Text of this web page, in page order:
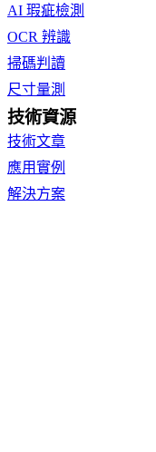
AI 瑕疵檢測
OCR 辨識
掃碼判讀
尺寸量測
技術資源
技術文章
應用實例
解決方案